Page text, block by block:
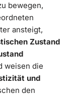
bewegen,
ansteigt,
Zustand
weisen die
und
den